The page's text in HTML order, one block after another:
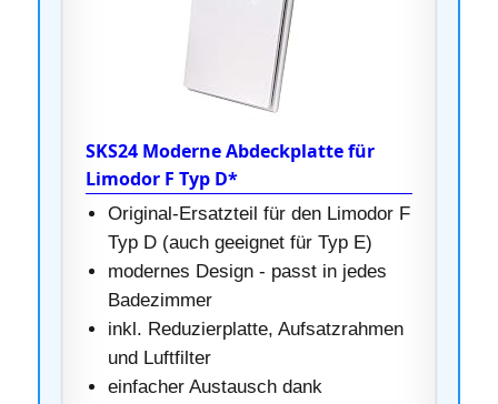
SKS24 Moderne Abdeckplatte für
Limodor F Typ D*
Original-Ersatzteil für den Limodor F
Typ D (auch geeignet für Typ E)
modernes Design - passt in jedes
Badezimmer
inkl. Reduzierplatte, Aufsatzrahmen
und Luftfilter
einfacher Austausch dank